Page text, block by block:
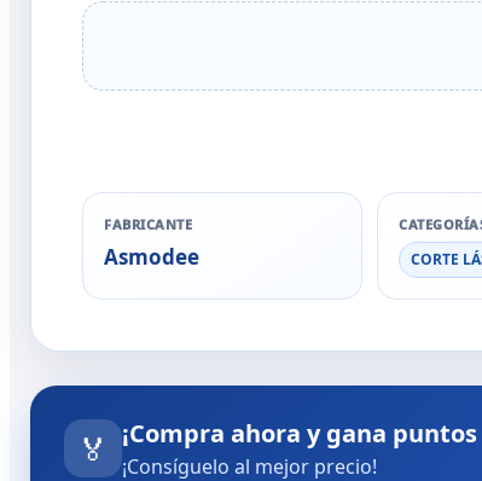
FABRICANTE
Asmodee CORTE
🏅 ¡Compra ahora y gana
¡Consíguelo al mejor precio!